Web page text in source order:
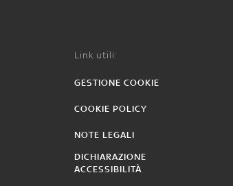
Link utili:
GESTIONE COOKIE
COOKIE POLICY
NOTE LEGALI
DICHIARAZIONE
ACCESSIBILITÀ